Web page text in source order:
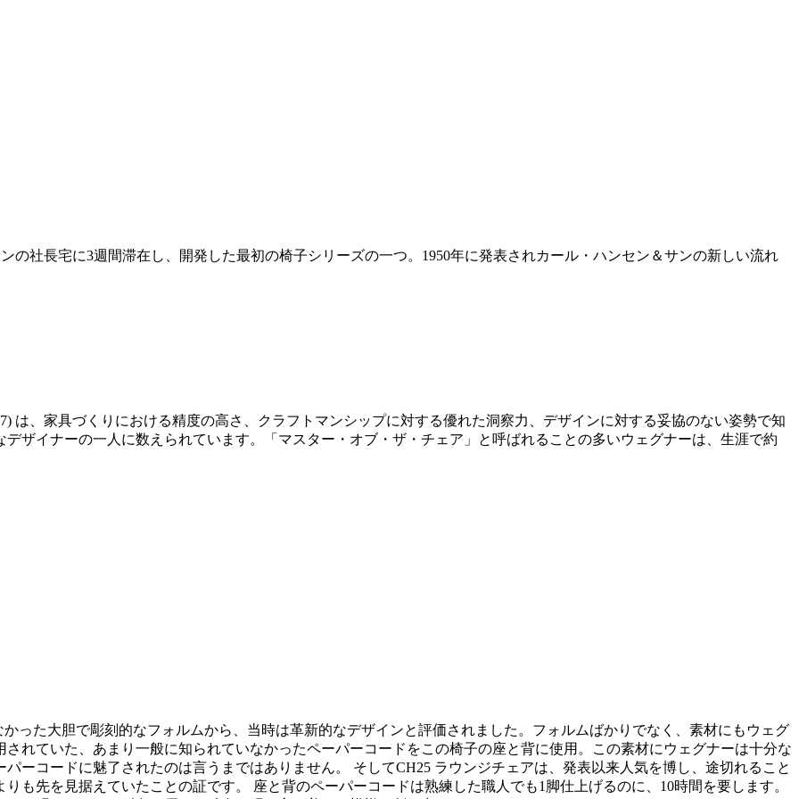
の社長宅に3週間滞在し、開発した最初の椅子シリーズの一つ。1950年に発表されカール・ハンセン＆サンの新しい流れ
は、家具づくりにおける精度の高さ、クラフトマンシップに対する優れた洞察力、デザインに対する妥協のない姿勢で知
ザイナーの一人に数えられています。「マスター・オブ・ザ・チェア」と呼ばれることの多いウェグナーは、生涯で約
った大胆で彫刻的なフォルムから、当時は革新的なデザインと評価されました。フォルムばかりでなく、素材にもウェグ
れていた、あまり一般に知られていなかったペーパーコードをこの椅子の座と背に使用。この素材にウェグナーは十分な
ーコードに魅了されたのは言うまではありません。 そしてCH25 ラウンジチェアは、発表以来人気を博し、途切れること
も先を見据えていたことの証です。 座と背のペーパーコードは熟練した職人でも1脚仕上げるのに、10時間を要します。